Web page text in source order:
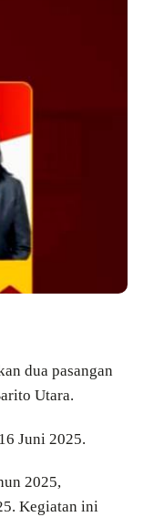
dua pasangan
Utara.
Juni 2025.
2025,
Kegiatan ini